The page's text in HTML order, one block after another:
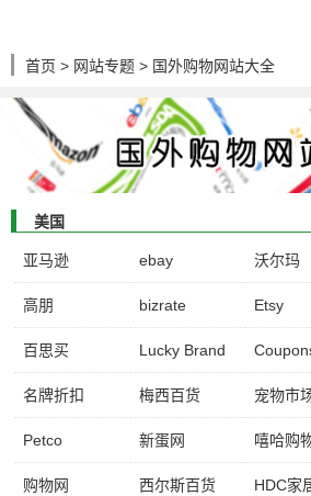
首页 > 网站专题 > 国外购物网站大全
美国
亚马逊 ebay 沃尔玛
高朋 bizrate Etsy
百思买 Lucky Brand
名牌折扣 梅西百货 宠物市
Petco 新蛋网 嘻哈购
购物网 西尔斯百货 HDC家